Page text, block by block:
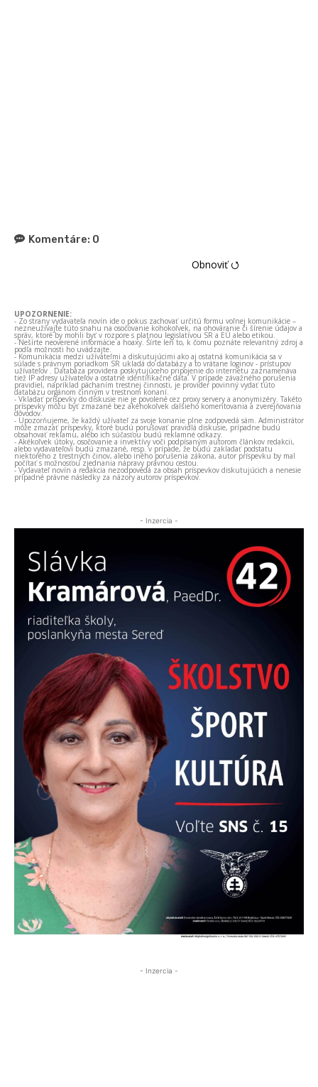
Komentáre: 0
Obnoviť ⭯
UPOZORNENIE:
- Zo strany vydavateľa novín ide o pokus zachovať určitú formu voľnej komunikácie –
nezneužívajte túto snahu na osočovanie kohokoľvek, na ohováranie či šírenie údajov a
správ, ktoré by mohli byť v rozpore s platnou legislatívou SR a EÚ alebo etikou.
- Nešírte neoverené informácie a hoaxy. Šírte len to, k čomu poznáte relevantný zdroj a
podľa možnosti ho uvádzajte.
- Komunikácia medzi užívateľmi a diskutujúcimi ako aj ostatná komunikácia sa v
súlade s právnym poriadkom SR ukladá do databázy a to vrátane loginov - prístupov
užívateľov . Databáza providera poskytujúceho pripojenie do internetu zaznamenáva
tiež IP adresy užívateľov a ostatné identifikačné dáta. V prípade závažného porušenia
pravidiel, napríklad páchaním trestnej činnosti, je provider povinný vydať túto
databázu orgánom činným v trestnom konaní.
- Vkladať príspevky do diskusie nie je povolené cez proxy servery a anonymizéry. Takéto
príspevky môžu byť zmazané bez akéhokoľvek ďalšieho komentovania a zverejňovania
dôvodov.
- Upozorňujeme, že každý užívateľ za svoje konanie plne zodpovedá sám. Administrátor
môže zmazať príspevky, ktoré budú porušovať pravidlá diskusie, prípadne budú
obsahovať reklamu, alebo ich súčasťou budú reklamné odkazy.
- Akékoľvek útoky, osočovanie a invektívy voči podpísaným autorom článkov redakcii,
alebo vydavateľovi budú zmazané, resp. v prípade, že budú zakladať podstatu
niektorého z trestných činov, alebo iného porušenia zákona, autor príspevku by mal
počítať s možnosťou zjednania nápravy právnou cestou.
- Vydavateľ novín a redakcia nezodpovedá za obsah príspevkov diskutujúcich a nenesie
prípadné právne následky za názory autorov príspevkov.
- Inzercia -
- Inzercia -